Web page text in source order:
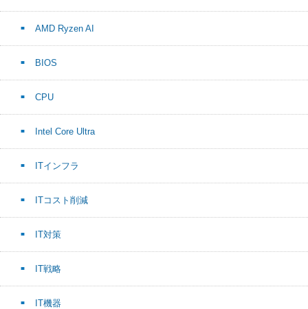
AMD Ryzen AI
BIOS
CPU
Intel Core Ultra
ITインフラ
ITコスト削減
IT対策
IT戦略
IT機器